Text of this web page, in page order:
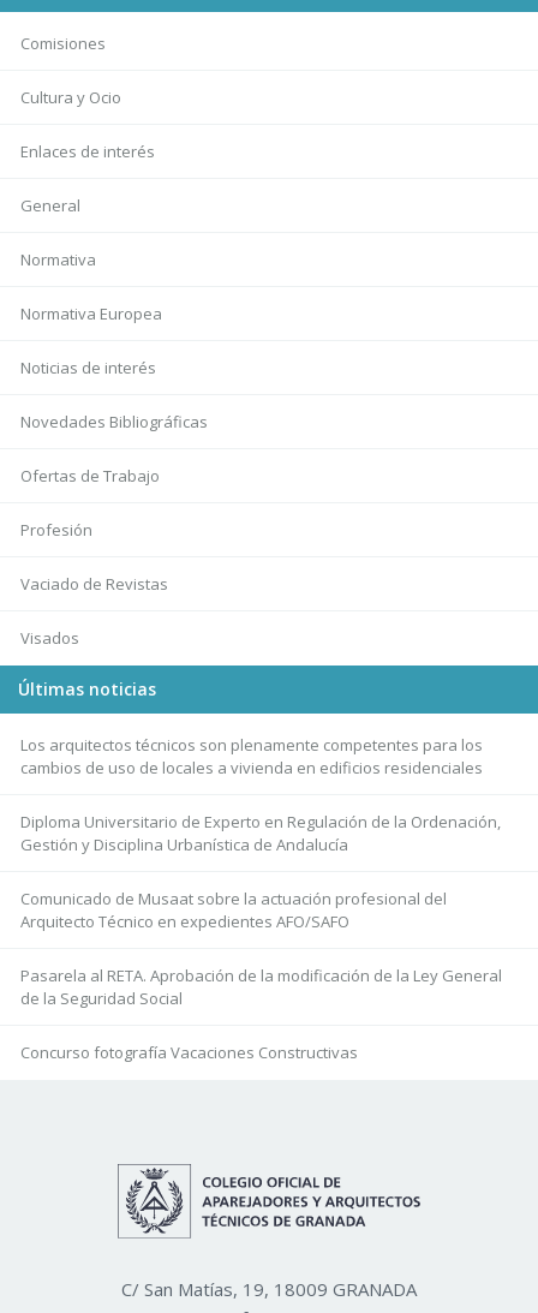
Comisiones
Cultura y Ocio
Enlaces de interés
General
Normativa
Normativa Europea
Noticias de interés
Novedades Bibliográficas
Ofertas de Trabajo
Profesión
Vaciado de Revistas
Visados
Últimas noticias
Los arquitectos técnicos son plenamente competentes para los
cambios de uso de locales a vivienda en edificios residenciales
Diploma Universitario de Experto en Regulación de la Ordenación,
Gestión y Disciplina Urbanística de Andalucía
Comunicado de Musaat sobre la actuación profesional del
Arquitecto Técnico en expedientes AFO/SAFO
Pasarela al RETA. Aprobación de la modificación de la Ley General
de la Seguridad Social
Concurso fotografía Vacaciones Constructivas
C/ San Matías, 19, 18009 GRANADA